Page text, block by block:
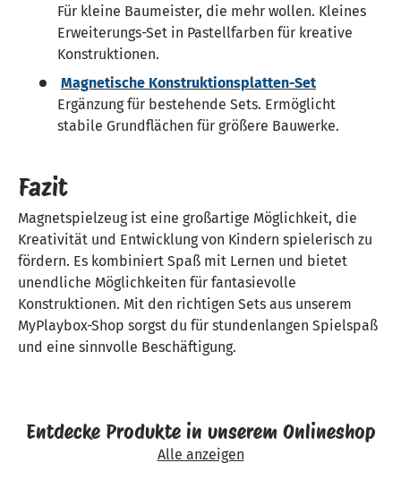
Für kleine Baumeister, die mehr wollen. Kleines
Erweiterungs-Set in Pastellfarben für kreative
Konstruktionen.
Magnetische Konstruktionsplatten-Set
Ergänzung für bestehende Sets. Ermöglicht
stabile Grundflächen für größere Bauwerke.
Fazit
Magnetspielzeug ist eine großartige Möglichkeit, die
Kreativität und Entwicklung von Kindern spielerisch zu
fördern. Es kombiniert Spaß mit Lernen und bietet
unendliche Möglichkeiten für fantasievolle
Konstruktionen. Mit den richtigen Sets aus unserem
MyPlaybox-Shop sorgst du für stundenlangen Spielspaß
und eine sinnvolle Beschäftigung.
Entdecke Produkte in unserem Onlineshop
Alle anzeigen